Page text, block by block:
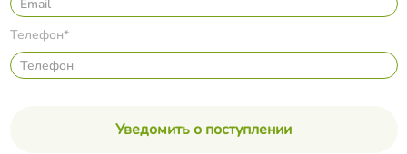
Телефон*
Уведомить о поступлении